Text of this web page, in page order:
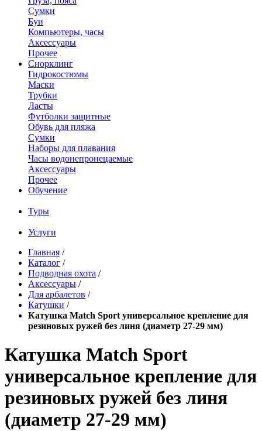
Сумки
Буи
Компьютеры, часы
Аксессуары
Прочее
Снорклинг
Гидрокостюмы
Маски
Трубки
Ласты
Футболки защитные
Обувь для пляжа
Сумки
Наборы для плавания
Часы водонепронецаемые
Аксессуары
Прочее
Обучение
Туры
Услуги
Главная /
Каталог /
Подводная охота /
Аксессуары /
Для арбалетов /
Катушки /
Катушка Match Sport универсальное крепление для
резиновых ружей без линя (диаметр 27-29 мм)
Катушка Match Sport
универсальное крепление для
резиновых ружей без линя
(диаметр 27-29 мм)